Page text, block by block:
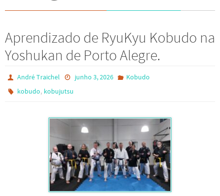
Aprendizado de RyuKyu Kobudo na
Yoshukan de Porto Alegre.
André Traichel junho 3, 2026
Kobudo
kobudo, kobujutsu